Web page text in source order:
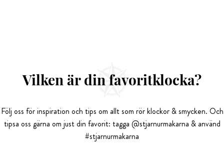
Vilken är din favoritklocka?
Följ oss för inspiration och tips om allt som rör klockor & smycken. Och
tipsa oss gärna om just din favorit: tagga @stjarnurmakarna & använd
#stjarnurmakarna